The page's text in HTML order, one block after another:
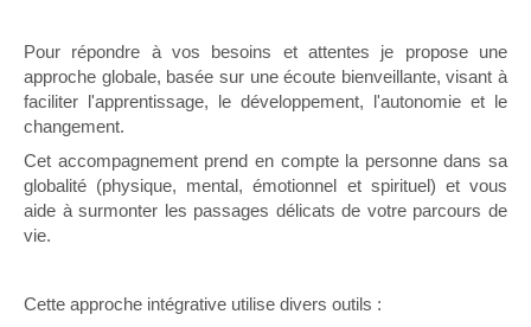
Pour répondre à vos besoins et attentes je propose une
approche globale, basée sur une écoute bienveillante, visant à
faciliter l'apprentissage, le développement, l'autonomie et le
changement.
Cet accompagnement prend en compte la personne dans sa
globalité (physique, mental, émotionnel et spirituel) et vous
aide à surmonter les passages délicats de votre parcours de
vie.
Cette approche intégrative utilise divers outils :